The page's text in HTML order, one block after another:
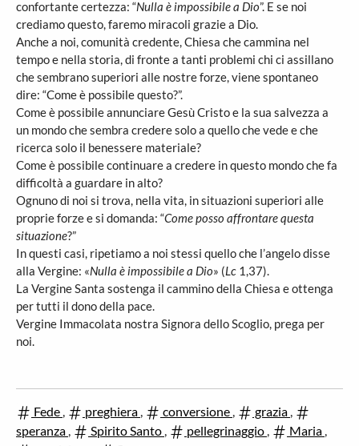
confortante certezza: “Nulla è impossibile a Dio”. E se noi
crediamo questo, faremo miracoli grazie a Dio.
Anche a noi, comunità credente, Chiesa che cammina nel
tempo e nella storia, di fronte a tanti problemi chi ci assillano
che sembrano superiori alle nostre forze, viene spontaneo
dire: “Come è possibile questo?”.
Come è possibile annunciare Gesù Cristo e la sua salvezza a
un mondo che sembra credere solo a quello che vede e che
ricerca solo il benessere materiale?
Come è possibile continuare a credere in questo mondo che fa
difficoltà a guardare in alto?
Ognuno di noi si trova, nella vita, in situazioni superiori alle
proprie forze e si domanda: “Come posso affrontare questa
situazione?”
In questi casi, ripetiamo a noi stessi quello che l’angelo disse
alla Vergine: «Nulla è impossibile a Dio» (Lc 1,37).
La Vergine Santa sostenga il cammino della Chiesa e ottenga
per tutti il dono della pace.
Vergine Immacolata nostra Signora dello Scoglio, prega per
noi.
Fede , preghiera , conversione , grazia ,
speranza , Spirito Santo , pellegrinaggio , Maria ,